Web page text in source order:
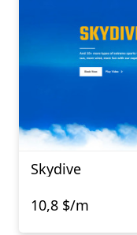
Skydive
10,8 $/m